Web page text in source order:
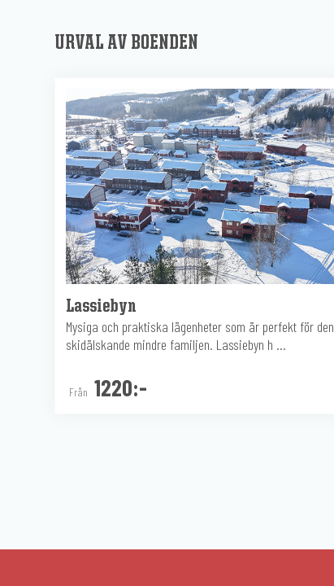
URVAL AV BOENDEN
Lassiebyn
Mysiga och praktiska lägenheter som är perfekt för den
skidälskande mindre familjen. Lassiebyn h ...
Från 1220:-